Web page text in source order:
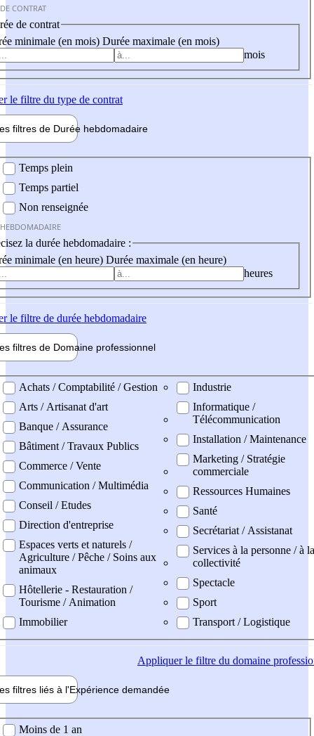
CONTRAT
de contrat
minimale (en mois) Durée maximale (en mois)
mois
le filtre du type de contrat
filtres de Durée hebdomadaire
Temps plein
Temps partiel
Non renseignée
la durée hebdomadaire :
minimale (en heure) Durée maximale (en heure)
heures
le filtre de durée hebdomadaire
filtres de Domaine professionnel
professionel
Achats / Comptabilité / Gestion
Arts / Artisanat d'art
Banque / Assurance
Bâtiment / Travaux Publics
Commerce / Vente
Communication / Multimédia
Conseil / Etudes
Direction d'entreprise
Espaces verts et naturels /
Agriculture / Pêche / Soins aux
animaux
Hôtellerie - Restauration /
Tourisme / Animation
Immobilier
Industrie
Informatique /
Télécommunication
Installation / Maintenance
Marketing / Stratégie
commerciale
Ressources Humaines
Santé
Secrétariat / Assistanat
Services à la personne / à la
collectivité
Spectacle
Sport
Transport / Logistique
Appliquerle filtre du domaine
filtres liés à l'Expérience demandée
demandée
Moins de 1 an